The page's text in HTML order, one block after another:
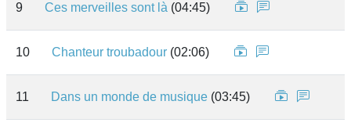
9 Ces merveilles sont là (04:45)
10 Chanteur troubadour (02:06)
11 Dans un monde de musique (03:45)